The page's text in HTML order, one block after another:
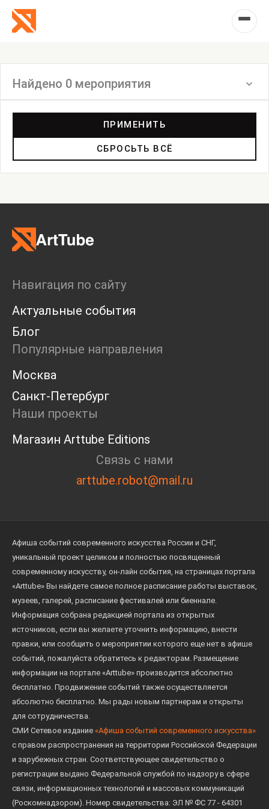
Найдено 0 мероприятия
Перформанс
Анонс
Мастерские
Дискуссия
Пресс-конференция
Ярмарка
Интервью
Open call
Экскурсия
Дискуссия
Cosmoscow 2024
Blazar 2024
Встречи
ПРИМЕНИТЬ
СБРОСЬТЬ ВСЁ
Навигация по сайту
Актуальные события
Блог
Популярные направления
Москва
Санкт-Петербург
Наши проекты
Магазин Arttube Editions
Связь с нами
arttube.robot@mail.ru
Афиша событий современного искусства России и СНГ,
уникальный проект целиком и полностью посвященный
современному искусству, он-лайн события, на страницах портала
«Arttube» Вы найдете самое полное расписание работы выставок,
музеев, галерей, расписание фестивалей или биеннале.
Информация собрана редакцией портала из открытых
источников, если вы желаете уточнить информацию, внести
правки, или сообщить о мероприятии которого еще нет в афише
событий, пожалуйста обратитесь к редакторам. Размещение
информации на портале «Arttube» производится абсолютно
бесплатно. Продвижение событий также осуществляется
абсолютно бесплатно. Мы рады новым партнерам и открыты
для сотрудничества.
СМИ Сетевое издание «Афиша событий современного искусства»
с правом распространения на территории Российской Федерации
и зарубежных стран. Соответствующее свидетельство о
регистрации выдано Федеральной службой по надзору в сфере
связи, информационных технологий и массовых коммуникаций
(Роскомнадзором). Номер свидетельства: ЭЛ № ФС 77 - 64301